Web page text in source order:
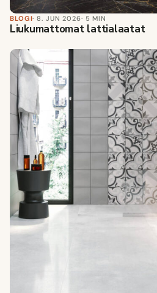
BLOGI· 8. JUN 2026· 5 MIN
Liukumattomat lattialaatat